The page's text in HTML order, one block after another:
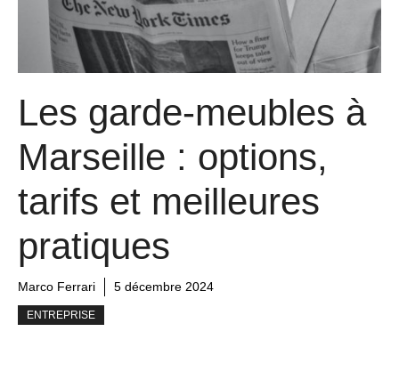
Les garde-meubles à
Marseille : options,
tarifs et meilleures
pratiques
Marco Ferrari 5 décembre 2024
ENTREPRISE